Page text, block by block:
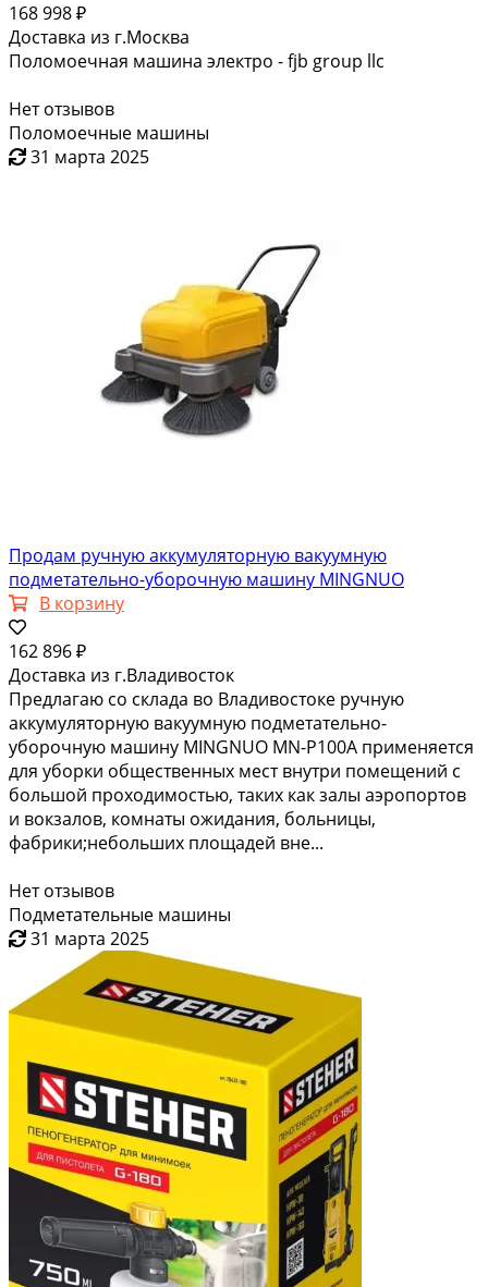
168 998 ₽
Доставка из г.Москва
Поломоечная машина электро - fjb group llc
Нет отзывов
Поломоечные машины
31 марта 2025
Продам ручную аккумуляторную вакуумную
подметательно-уборочную машину MINGNUO
В корзину
162 896 ₽
Доставка из г.Владивосток
Предлагаю со склада во Владивостоке ручную
аккумуляторную вакуумную подметательно-
уборочную машину MINGNUO MN-Р100А применяется
для уборки общественных мест внутри помещений с
большой проходимостью, таких как залы аэропортов
и вокзалов, комнаты ожидания, больницы,
фабрики;небольших площадей вне...
Нет отзывов
Подметательные машины
31 марта 2025